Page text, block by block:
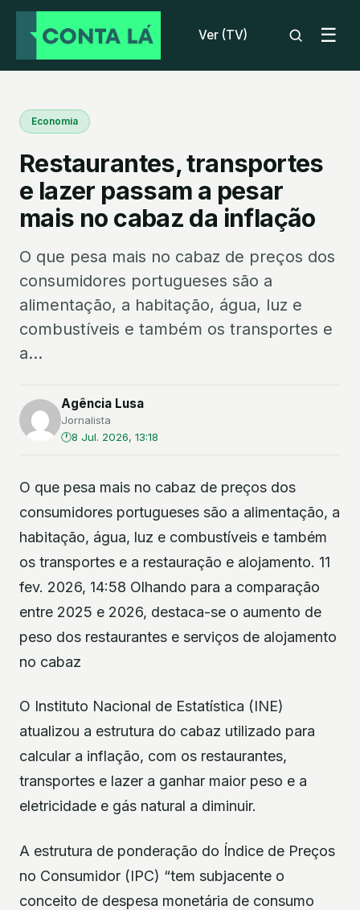
Ver (TV) ☰
Economia
Restaurantes, transportes
e lazer passam a pesar
mais no cabaz da inflação
O que pesa mais no cabaz de preços dos
consumidores portugueses são a
alimentação, a habitação, água, luz e
combustíveis e também os transportes e
a...
Agência Lusa
Jornalista
8 Jul. 2026, 13:18
O que pesa mais no cabaz de preços dos
consumidores portugueses são a alimentação, a
habitação, água, luz e combustíveis e também
os transportes e a restauração e alojamento. 11
fev. 2026, 14:58 Olhando para a comparação
entre 2025 e 2026, destaca-se o aumento de
peso dos restaurantes e serviços de alojamento
no cabaz
O Instituto Nacional de Estatística (INE)
atualizou a estrutura do cabaz utilizado para
calcular a inflação, com os restaurantes,
transportes e lazer a ganhar maior peso e a
eletricidade e gás natural a diminuir.
A estrutura de ponderação do Índice de Preços
no Consumidor (IPC) “tem subjacente o
conceito de despesa monetária de consumo